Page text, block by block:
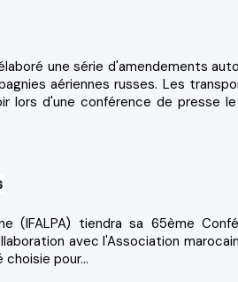
une série d'amendements
aériennes russes. Les
lors d'une conférence de presse
(IFALPA) tiendra sa 65ème
avec l'Association
pour...